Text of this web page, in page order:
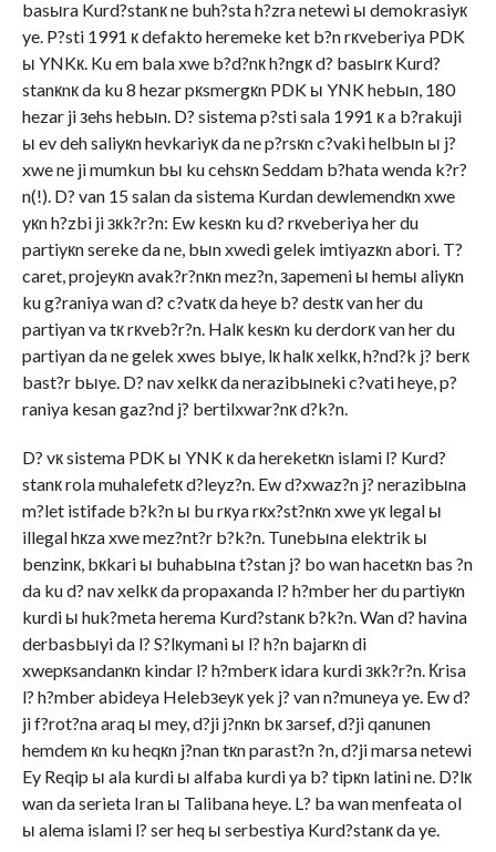
basыra Kurd?stanк ne buh?sta h?zra netewi ы demokrasiyк
ye. P?sti 1991 к defakto heremeke ket b?n rкveberiya PDK
ы YNKк. Ku em bala xwe b?d?nк h?ngк d? basыrк Kurd?
stanкnк da ku 8 hezar pкsmergкn PDK ы YNK hebыn, 180
hezar ji зehs hebыn. D? sistema p?sti sala 1991 к a b?rakuji
ы ev deh saliyкn hevkariyк da ne p?rsкn c?vaki helbыn ы j?
xwe ne ji mumkun bы ku cehsкn Seddam b?hata wenda k?r?
n(!). D? van 15 salan da sistema Kurdan dewlemendкn xwe
yкn h?zbi ji зкk?r?n: Ew kesкn ku d? rкveberiya her du
partiyкn sereke da ne, bыn xwedi gelek imtiyazкn abori. T?
caret, projeyкn avak?r?nкn mez?n, зapemeni ы hemы aliyкn
ku g?raniya wan d? c?vatк da heye b? destк van her du
partiyan va tк rкveb?r?n. Halк kesкn ku derdorк van her du
partiyan da ne gelek xwes bыye, lк halк xelkк, h?nd?k j? berк
bast?r bыye. D? nav xelkк da nerazibыneki c?vati heye, p?
raniya kesan gaz?nd j? bertilxwar?nк d?k?n.
D? vк sistema PDK ы YNK к da hereketкn islami l? Kurd?
stanк rola muhalefetк d?leyz?n. Ew d?xwaz?n j? nerazibыna
m?let istifade b?k?n ы bu rкya rкx?st?nкn xwe yк legal ы
illegal hкza xwe mez?nt?r b?k?n. Tunebыna elektrik ы
benzinк, bкkari ы buhabыna t?stan j? bo wan hacetкn bas ?n
da ku d? nav xelkк da propaxanda l? h?mber her du partiyкn
kurdi ы huk?meta herema Kurd?stanк b?k?n. Wan d? havina
derbasbыyi da l? S?lкymani ы l? h?n bajarкn di
xwepкsandanкn kindar l? h?mberк idara kurdi зкk?r?n. Кrisa
l? h?mber abideya Helebзeyк yek j? van n?muneya ye. Ew d?
ji f?rot?na araq ы mey, d?ji j?nкn bк зarsef, d?ji qanunen
hemdem кn ku heqкn j?nan tкn parast?n ?n, d?ji marsa netewi
Ey Reqip ы ala kurdi ы alfaba kurdi ya b? tipкn latini ne. D?lк
wan da serieta Iran ы Talibana heye. L? ba wan menfeata ol
ы alema islami l? ser heq ы serbestiya Kurd?stanк da ye.